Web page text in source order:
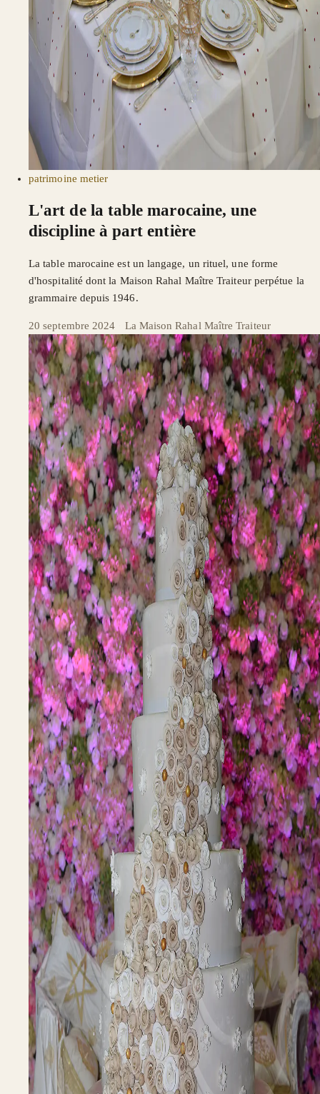
patrimoine metier
L'art de la table marocaine, une
discipline à part entière
La table marocaine est un langage, un rituel, une forme
d'hospitalité dont la Maison Rahal Maître Traiteur perpétue la
grammaire depuis 1946.
20 septembre 2024 La Maison Rahal Maître Traiteur